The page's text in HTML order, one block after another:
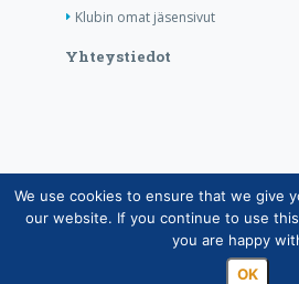
Klubin omat jäsensivut
Yhteystiedot
Copyright © Suomen
Jäsentietojärjestelmän
käsittely
We use cookies to ensure that we give
our website. If you continue to use
you are happy
OK